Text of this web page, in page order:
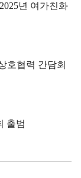
년 여가친화
호협력 간담회
출범